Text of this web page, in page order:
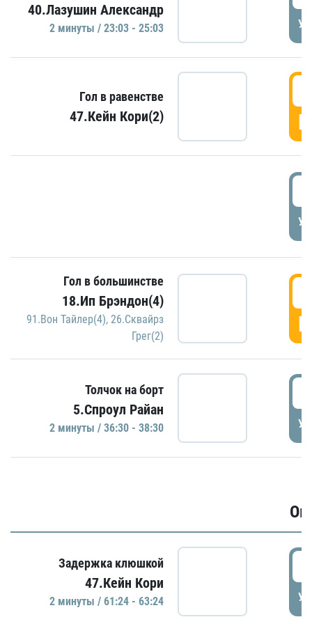
40.Лазушин Александр
2 минуты / 23:03 - 25:03
Гол в равенстве
47.Кейн Кори(2)
Гол в большинстве
18.Ип Брэндон(4)
91.Вон Тайлер(4), 26.Сквайрз
Грег(2)
Толчок на борт
5.Спроул Райан
2 минуты / 36:30 - 38:30
Задержка клюшкой
47.Кейн Кори
2 минуты / 61:24 - 63:24